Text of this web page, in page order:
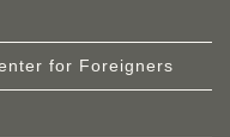
for Foreigners